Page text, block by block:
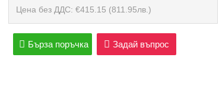
Цена без ДДС: €415.15 (811.95лв.)
Бърза поръчка Задай въпрос